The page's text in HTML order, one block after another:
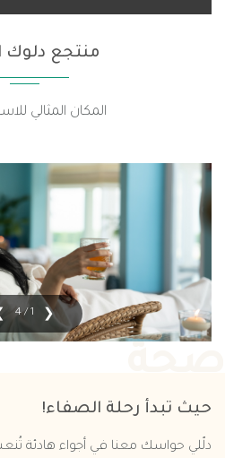
منتجع دلوك
المكان المثالي
1 / 4
حيث تبدأ رحلة الصفاء!
دلّلي حواسك معنا في أجواء هادئة